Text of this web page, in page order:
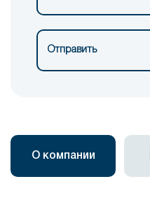
Отправить
О компании